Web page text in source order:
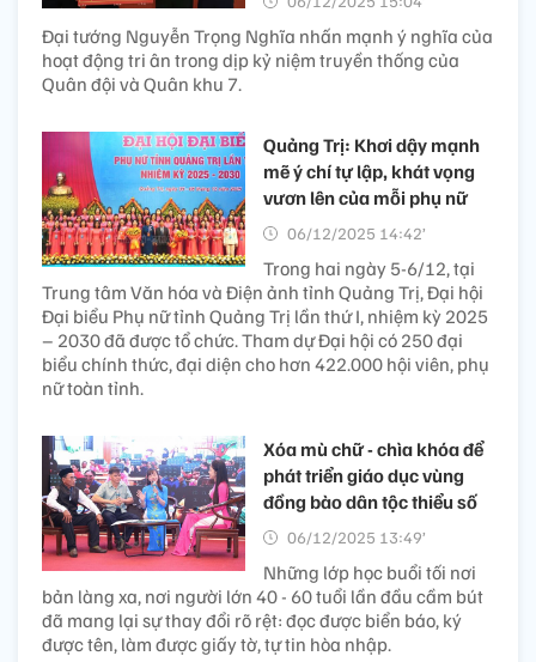
Đại tướng Nguyễn Trọng Nghĩa nhấn mạnh ý nghĩa của
hoạt động tri ân trong dịp kỷ niệm truyền thống của
Quân đội và Quân khu 7.
Quảng Trị: Khơi dậy mạnh
mẽ ý chí tự lập, khát vọng
vươn lên của mỗi phụ nữ
06/12/2025 14:42’
Trong hai ngày 5-6/12, tại
Trung tâm Văn hóa và Điện ảnh tỉnh Quảng Trị, Đại hội
Đại biểu Phụ nữ tỉnh Quảng Trị lần thứ I, nhiệm kỳ 2025
– 2030 đã được tổ chức. Tham dự Đại hội có 250 đại
biểu chính thức, đại diện cho hơn 422.000 hội viên, phụ
nữ toàn tỉnh.
Xóa mù chữ - chìa khóa để
phát triển giáo dục vùng
đồng bào dân tộc thiểu số
06/12/2025 13:49’
Những lớp học buổi tối nơi
bản làng xa, nơi người lớn 40 - 60 tuổi lần đầu cầm bút
đã mang lại sự thay đổi rõ rệt: đọc được biển báo, ký
được tên, làm được giấy tờ, tự tin hòa nhập.